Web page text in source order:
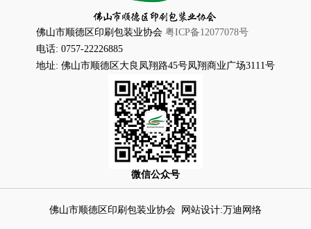
佛山市顺德区印刷包装业协会 粤ICP备12077078号
电话: 0757-22226885
地址: 佛山市顺德区大良凤翔路45号凤翔商业广场3111号
微信公众号
佛山市顺德区印刷包装业协会 网站设计:万迪网络